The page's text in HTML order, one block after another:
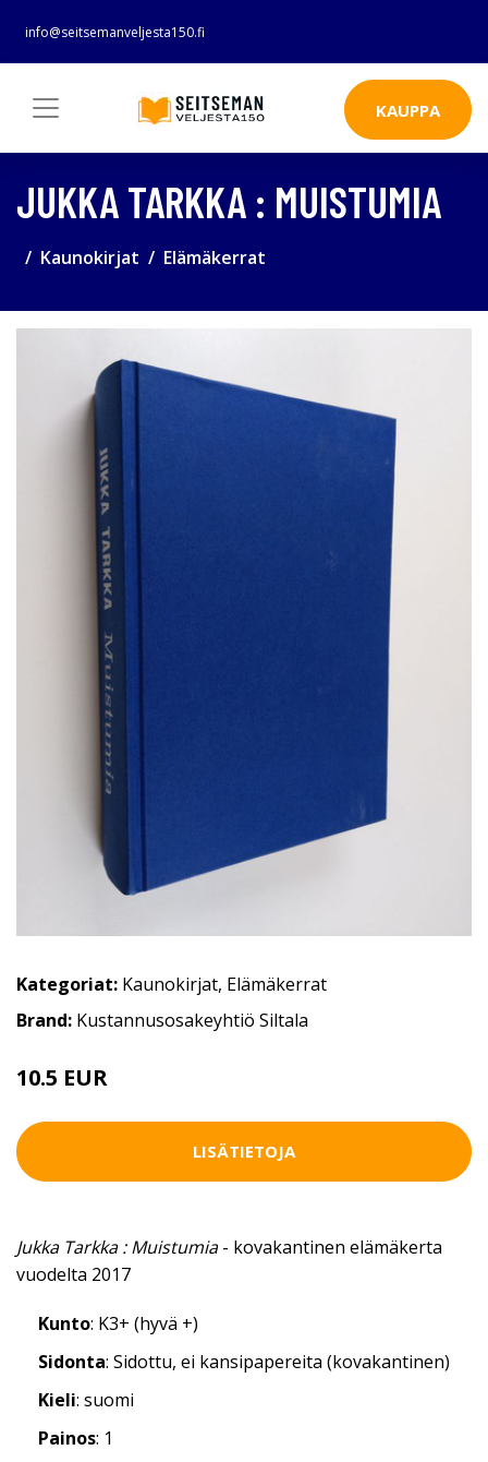
info@seitsemanveljesta150.fi
KAUPPA
JUKKA TARKKA : MUISTUMIA
Kaunokirjat Elämäkerrat
Kategoriat: Kaunokirjat, Elämäkerrat
Brand: Kustannusosakeyhtiö Siltala
10.5 EUR
LISÄTIETOJA
Jukka Tarkka : Muistumia- kovakantinen elämäkerta
vuodelta 2017
Kunto: K3+ (hyvä +)
Sidonta: Sidottu, ei kansipapereita (kovakantinen)
Kieli: suomi
Painos: 1